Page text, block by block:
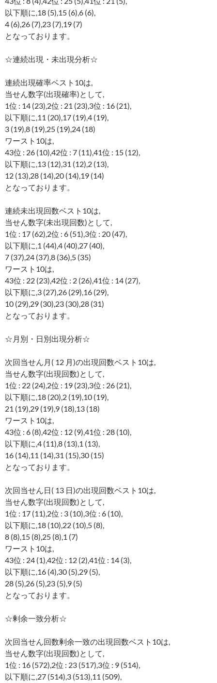
以下順に,18 (5),15 (6),6 (6),
4 (6),26 (7),23 (7),19 (7)
となっております。
☆連続出現・未出現分析☆
連続出現確率ベスト10は,
当せん数字(出現確率)として,
1位 : 14 (23),2位 : 21 (23),3位 : 16 (21),
以下順に,11 (20),17 (19),4 (19),
3 (19),8 (19),25 (19),24 (18)
ワースト10は,
43位 : 26 (10),42位 : 7 (11),41位 : 15 (12),
以下順に,13 (12),31 (12),2 (13),
12 (13),28 (14),20 (14),19 (14)
となっております。
連続未出現回数ベスト10は,
当せん数字(未出現回数)として,
1位 : 17 (62),2位 : 6 (51),3位 : 20 (47),
以下順に,1 (44),4 (40),27 (40),
7 (37),24 (37),8 (36),5 (35)
ワースト10は,
43位 : 22 (23),42位 : 2 (26),41位 : 14 (27),
以下順に,3 (27),26 (29),16 (29),
10 (29),29 (30),23 (30),28 (31)
となっております。
☆月別・日別出現分析☆
次回当せん月( 12 月)の出現回数ベスト10は,
当せん数字(出現回数)として,
1位 : 22 (24),2位 : 19 (23),3位 : 26 (21),
以下順に,18 (20),2 (19),10 (19),
21 (19),29 (19),9 (18),13 (18)
ワースト10は,
43位 : 6 (8),42位 : 12 (9),41位 : 28 (10),
以下順に,4 (11),8 (13),1 (13),
16 (14),11 (14),31 (15),30 (15)
となっております。
次回当せん日( 13 日)の出現回数ベスト10は,
当せん数字(出現回数)として,
1位 : 17 (11),2位 : 3 (10),3位 : 6 (10),
以下順に,18 (10),22 (10),5 (8),
8 (8),15 (8),25 (8),1 (7)
ワースト10は,
43位 : 24 (1),42位 : 12 (2),41位 : 14 (3),
以下順に,16 (4),30 (5),29 (5),
28 (5),26 (5),23 (5),9 (5)
となっております。
☆剰余一致分析☆
次回当せん回数剰余一致の出現回数ベスト10は,
当せん数字(出現回数)として,
1位 : 16 (572),2位 : 23 (517),3位 : 9 (514),
以下順に,27 (514),3 (513),11 (509),